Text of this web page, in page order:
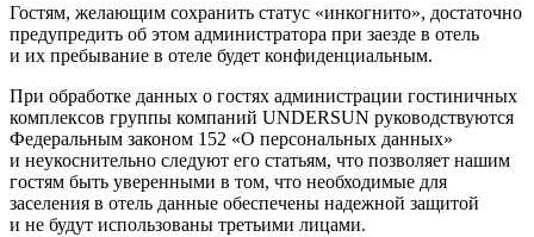
Гостям, желающим сохранить статус «инкогнито», достаточно
предупредить об этом администратора при заезде в отель
и их пребывание в отеле будет конфиденциальным.
При обработке данных о гостях администрации гостиничных
комплексов группы компаний UNDERSUN руководствуются
Федеральным законом 152 «О персональных данных»
и неукоснительно следуют его статьям, что позволяет нашим
гостям быть уверенными в том, что необходимые для
заселения в отель данные обеспечены надежной защитой
и не будут использованы третьими лицами.